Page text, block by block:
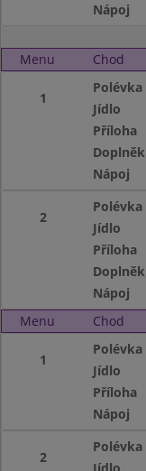
Nápoj
Menu Chod
1
Polévka
Jídlo
Příloha
Doplněk
Nápoj
2
Polévka
Jídlo
Příloha
Doplněk
Nápoj
Menu
Chod
1
Polévka
Jídlo
Příloha
Nápoj
2
Polévka